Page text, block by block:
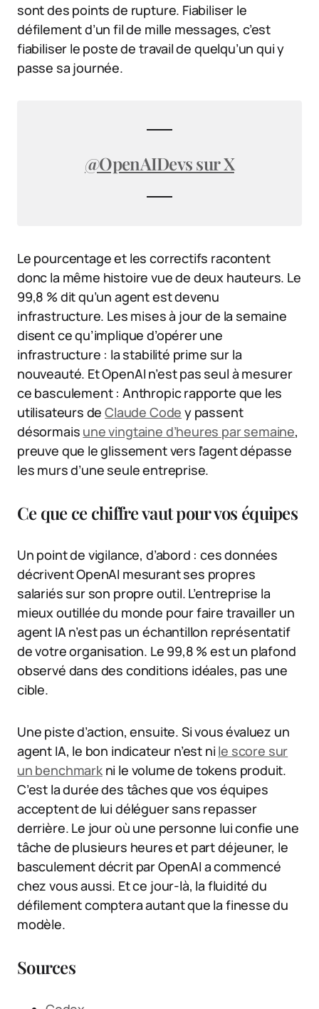
sont des points de rupture. Fiabiliser le
défilement d’un fil de mille messages, c’est
fiabiliser le poste de travail de quelqu’un qui y
passe sa journée.
@OpenAIDevs sur X
Le pourcentage et les correctifs racontent
donc la même histoire vue de deux hauteurs. Le
99,8 % dit qu’un agent est devenu
infrastructure. Les mises à jour de la semaine
disent ce qu’implique d’opérer une
infrastructure : la stabilité prime sur la
nouveauté. Et OpenAI n’est pas seul à mesurer
ce basculement : Anthropic rapporte que les
utilisateurs deClaude Code y passent
désormais une vingtaine d’heures par semaine,
preuve que le glissement vers l’agent dépasse
les murs d’une seule entreprise.
Ce que ce chiffre vaut pour vos équipes
Un point de vigilance, d’abord : ces données
décrivent OpenAI mesurant ses propres
salariés sur son propre outil. L’entreprise la
mieux outillée du monde pour faire travailler un
agent IA n’est pas un échantillon représentatif
de votre organisation. Le 99,8 % est un plafond
observé dans des conditions idéales, pas une
cible.
Une piste d’action, ensuite. Si vous évaluez un
agent IA, le bon indicateur n’est ni le score sur
un benchmarkni le volume de tokens produit.
C’est la durée des tâches que vos équipes
acceptent de lui déléguer sans repasser
derrière. Le jour où une personne lui confie une
tâche de plusieurs heures et part déjeuner, le
basculement décrit par OpenAI a commencé
chez vous aussi. Et ce jour-là, la fluidité du
défilement comptera autant que la finesse du
modèle.
Sources